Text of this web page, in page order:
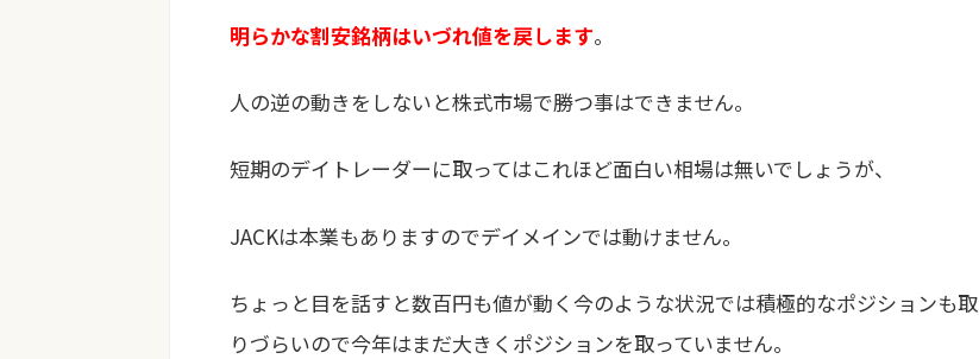
明らかな割安銘柄はいづれ値を戻します。
人の逆の動きをしないと株式市場で勝つ事はできません。
短期のデイトレーダーに取ってはこれほど面白い相場は無いでしょうが、
JACKは本業もありますのでデイメインでは動けません。
ちょっと目を話すと数百円も値が動く今のような状況では積極的なポジションも取
りづらいので今年はまだ大きくポジションを取っていません。